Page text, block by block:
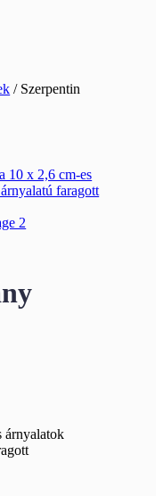
/ Szerpentin
árnyalatok